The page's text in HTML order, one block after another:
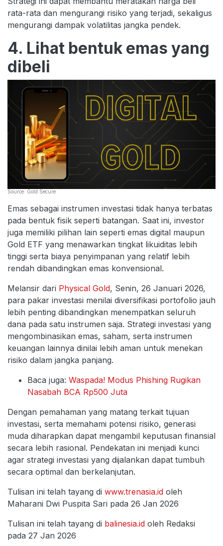
rata-rata dan mengurangi risiko yang terjadi, sekaligus
mengurangi dampak volatilitas jangka pendek.
4. Lihat bentuk emas yang
dibeli
Source: Gold Secure
Emas sebagai instrumen investasi tidak hanya terbatas
pada bentuk fisik seperti batangan. Saat ini, investor
juga memiliki pilihan lain seperti emas digital maupun
Gold ETF yang menawarkan tingkat likuiditas lebih
tinggi serta biaya penyimpanan yang relatif lebih
rendah dibandingkan emas konvensional.
Melansir dari Physical Gold, Senin, 26 Januari 2026,
para pakar investasi menilai diversifikasi portofolio jauh
lebih penting dibandingkan menempatkan seluruh
dana pada satu instrumen saja. Strategi investasi yang
mengombinasikan emas, saham, serta instrumen
keuangan lainnya dinilai lebih aman untuk menekan
risiko dalam jangka panjang.
Baca juga: Waspada! Modus Phishing Rugikan
Nasabah BCA Rp500 Juta
Dengan pemahaman yang matang terkait tujuan
investasi, serta memahami potensi risiko, generasi
muda diharapkan dapat mengambil keputusan finansial
secara lebih rasional. Pendekatan ini menjadi kunci
agar strategi investasi yang dijalankan dapat tumbuh
secara optimal dan berkelanjutan.
Tulisan ini telah tayang di www.trenasia.id oleh
Maharani Dwi Puspita Sari pada 26 Jan 2026
Tulisan ini telah tayang di balinesia.id oleh Redaksi
pada 27 Jan 2026